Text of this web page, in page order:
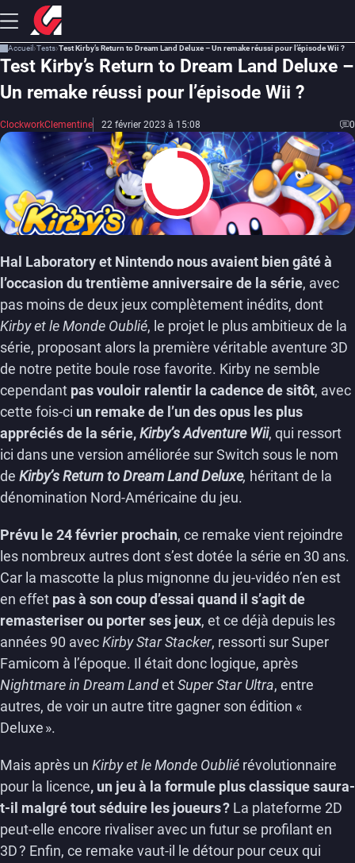
Accueil Tests Test Kirby’s Return to Dream Land Deluxe – Un remake réussi pour l’épisode Wii ?
Test Kirby’s Return to Dream Land Deluxe –
Un remake réussi pour l’épisode Wii ?
ClockworkClementine 22 février 2023 à 15:08 0
7.5
Hal Laboratory et Nintendo nous avaient bien gâté à
l’occasion du trentième anniversaire de la série, avec
pas moins de deux jeux complètement inédits, dont
Kirby et le Monde Oublié, le projet le plus ambitieux de la
série, proposant alors la première véritable aventure 3D
de notre petite boule rose favorite. Kirby ne semble
cependant pas vouloir ralentir la cadence de sitôt, avec
cette fois-ci un remake de l’un des opus les plus
appréciés de la série,Kirby’s Adventure Wii, qui ressort
ici dans une version améliorée sur Switch sous le nom
de Kirby’s Return to Dream Land Deluxe, héritant de la
dénomination Nord-Américaine du jeu.
Prévu le 24 février prochain, ce remake vient rejoindre
les nombreux autres dont s’est dotée la série en 30 ans.
Car la mascotte la plus mignonne du jeu-vidéo n’en est
en effet pas à son coup d’essai quand il s’agit de
remasteriser ou porter ses jeux, et ce déjà depuis les
années 90 avecKirby Star Stacker, ressorti sur Super
Famicom à l’époque. Il était donc logique, après
Nightmare in Dream LandetSuper Star Ultra, entre
autres, de voir un autre titre gagner son édition «
Deluxe ».
Mais après un Kirby et le Monde Oublié révolutionnaire
pour la licence, un jeu à la formule plus classique saura-
t-il malgré tout séduire les joueurs ? La plateforme 2D
peut-elle encore rivaliser avec un futur se profilant en
3D ? Enfin, ce remake vaut-il le détour pour ceux qui